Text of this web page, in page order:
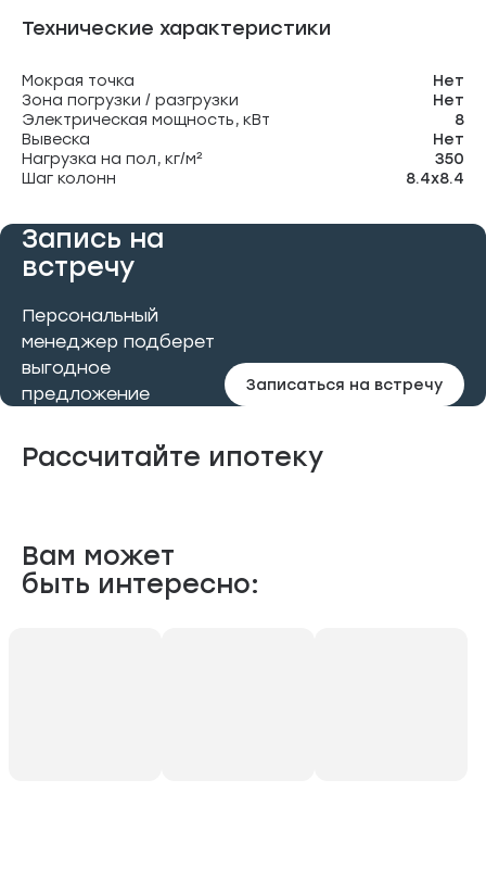
Технические характеристики
Мокрая точка
Нет
Зона погрузки / разгрузки
Нет
Электрическая мощность, кВт
8
Вывеска
Нет
Нагрузка на пол, кг/м²
350
Шаг колонн
8.4х8.4
Запись на
встречу
Персональный
менеджер подберет
выгодное
предложение
Записаться на встречу
Рассчитайте ипотеку
Вам может
быть интересно: